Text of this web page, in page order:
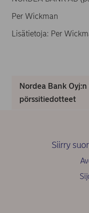
Per Wickman
Lisätietoja: Per
Nordea Bank
pörssitiedotteet
Siirry